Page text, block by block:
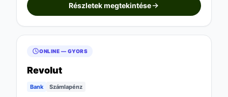
Részletek megtekintése
ONLINE — GYORS
Revolut
Bank Számlapénz